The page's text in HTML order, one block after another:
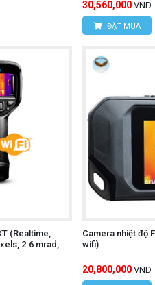
tối.
Ban Nha.
năng lượng mặt trời, tủ
NGUYÊN
30,560,000 VND
ĐẶT MUA
(Realtime,
2.6 mrad,
Camera nhiệt độ
wifi)
20,800,000 VND